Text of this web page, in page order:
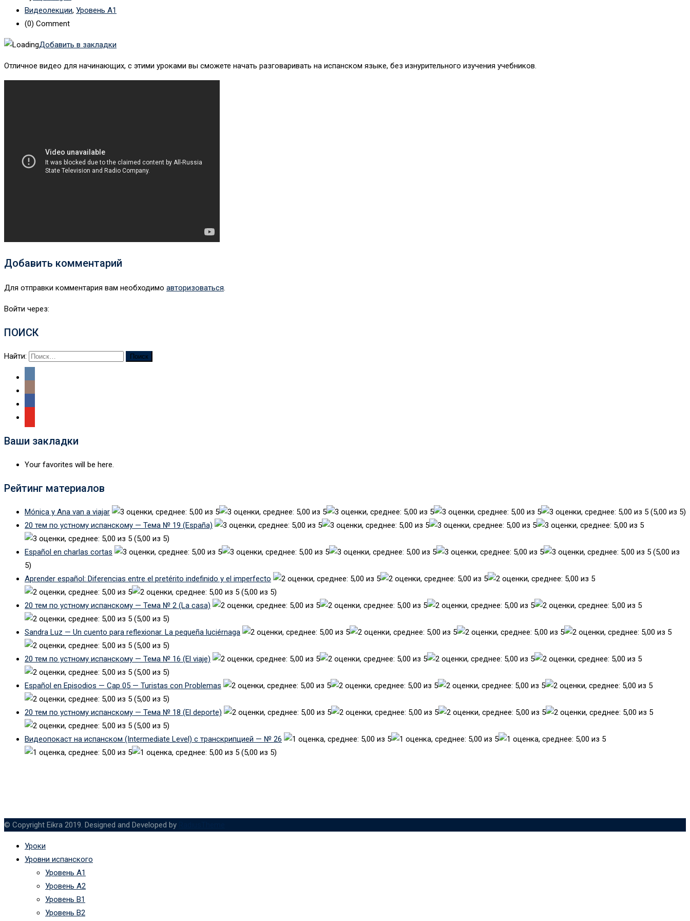
Видеолекции, Уровень А1
(0) Comment
Добавить в закладки
Отличное видео для начинающих, с этими уроками вы сможете начать разговаривать на испанском языке, без изнурительного изучения учебников.
Добавить комментарий
Для отправки комментария вам необходимо авторизоваться
Войти через:
ПОИСК
Найти:
Ваши закладки
Your favorites will be here.
Рейтинг материалов
Mónica y Ana van a viajar
(5,00 из 5)
20 тем по устному испанскому — Тема № 19 (España)
(5,00 из 5)
Español en charlas cortas
(5,00 из
5)
Aprender español: Diferencias entre el pretérito indefinido y el imperfecto
(5,00 из 5)
20 тем по устному испанскому — Тема № 2 (La casa)
(5,00 из 5)
Sandra Luz — Un cuento para reflexionar. La pequeña luciérnaga
(5,00 из 5)
20 тем по устному испанскому — Тема № 16 (El viaje)
(5,00 из 5)
Español en Episodios — Cap 05 — Turistas con Problemas
(5,00 из 5)
20 тем по устному испанскому — Тема № 18 (El deporte)
(5,00 из 5)
Видеопокаст на испанском (Intermediate Level) с транскрипцией — № 26
(5,00 из 5)
© Copyright Eikra 2019. Designed and Developed by
Уроки
Уровни испанского
Уровень А1
Уровень А2
Уровень B1
Уровень B2